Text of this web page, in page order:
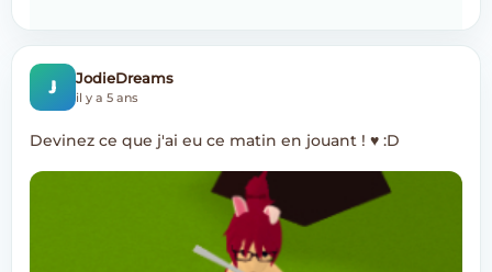
J JodieDreams
il y a 5 ans
Devinez ce que j'ai eu ce matin en jouant ! ♥ :D